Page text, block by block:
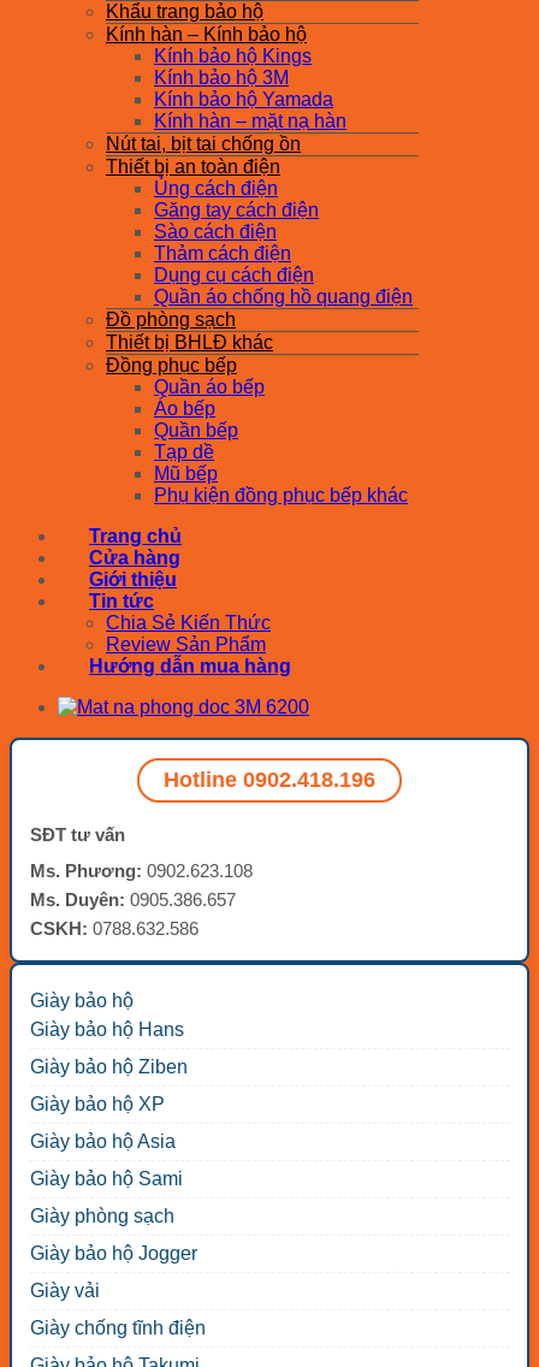
Khẩu trang bảo hộ
Kính hàn – Kính bảo hộ
Kính bảo hộ Kings
Kính bảo hộ 3M
Kính bảo hộ Yamada
Kính hàn – mặt nạ hàn
Nút tai, bịt tai chống ồn
Thiết bị an toàn điện
Ủng cách điện
Găng tay cách điện
Sào cách điện
Thảm cách điện
Dụng cụ cách điện
Quần áo chống hồ quang điện
Đồ phòng sạch
Thiết bị BHLĐ khác
Đồng phục bếp
Quần áo bếp
Áo bếp
Quần bếp
Tạp dề
Mũ bếp
Phụ kiện đồng phục bếp khác
Trang chủ
Cửa hàng
Giới thiệu
Tin tức
Chia Sẻ Kiến Thức
Review Sản Phẩm
Hướng dẫn mua hàng
Hotline 0902.418.196
SĐT tư vấn
Ms. Phương: 0902.623.108
Ms. Duyên: 0905.386.657
CSKH: 0788.632.586
Giày bảo hộ
Giày bảo hộ Hans
Giày bảo hộ Ziben
Giày bảo hộ XP
Giày bảo hộ Asia
Giày bảo hộ Sami
Giày phòng sạch
Giày bảo hộ Jogger
Giày vải
Giày chống tĩnh điện